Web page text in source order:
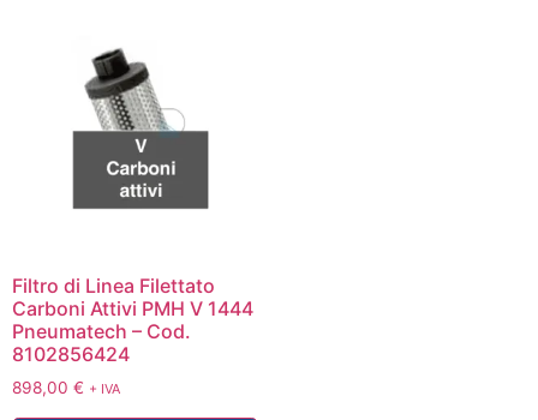
Filtro di Linea Filettato
Carboni Attivi PMH V 1444
Pneumatech – Cod.
8102856424
898,00 € + IVA